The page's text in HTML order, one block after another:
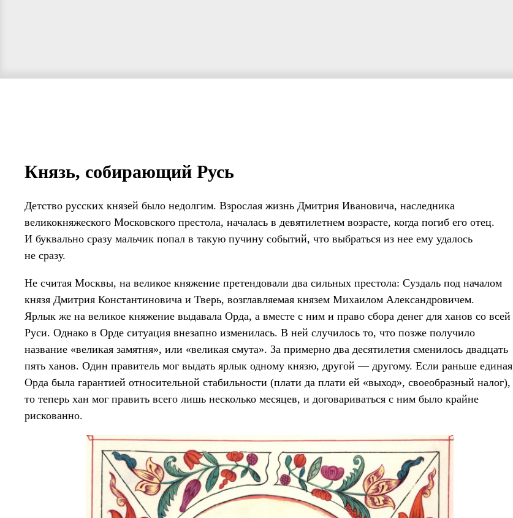
Князь, собирающий Русь
Детство русских князей было недолгим. Взрослая жизнь Дмитрия Ивановича, наследника
великокняжеского Московского престола, началась в девятилетнем возрасте, когда погиб его отец.
И буквально сразу мальчик попал в такую пучину событий, что выбраться из нее ему удалось
не сразу.
Не считая Москвы, на великое княжение претендовали два сильных престола: Суздаль под началом
князя Дмитрия Константиновича и Тверь, возглавляемая князем Михаилом Александровичем.
Ярлык же на великое княжение выдавала Орда, а вместе с ним и право сбора денег для ханов со всей
Руси. Однако в Орде ситуация внезапно изменилась. В ней случилось то, что позже получило
название «великая замятня», или «великая смута». За примерно два десятилетия сменилось двадцать
пять ханов. Один правитель мог выдать ярлык одному князю, другой — другому. Если раньше единая
Орда была гарантией относительной стабильности (плати да плати ей «выход», своеобразный налог),
то теперь хан мог править всего лишь несколько месяцев, и договариваться с ним было крайне
рискованно.